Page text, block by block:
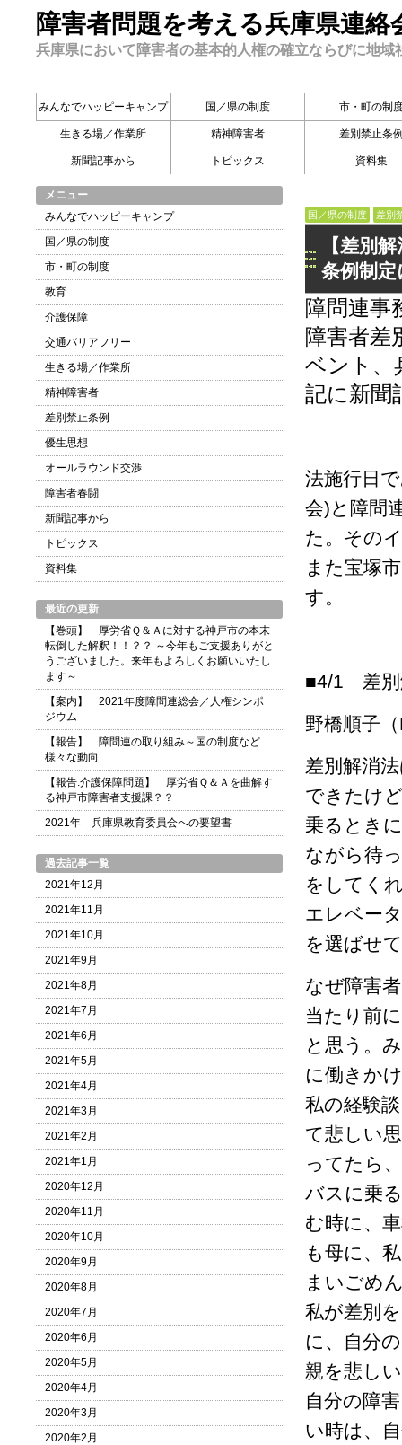
障害者問題を考える兵庫県連
兵庫県において障害者の基本的人権の確立ならびに地
みんなでハッピーキャンプ 国／県の制度 市・町の制
生きる場／作業所 精神障害者 差別禁止条
新聞記事から トピックス 資料集
国／県の制度 差別
【差別
条例制
障問連事
障害者差
ベント、
記に新聞
法施行日
会)と障問
た。その
また宝塚
す。
■4/1 差別
野橋順子
差別解消
できたけ
乗るとき
ながら待
をしてく
エレベー
を選ばせ
なぜ障害
当たり前
と思う。
に働きか
私の経験
て悲しい
ってたら
バスに乗
む時に、
も母に、
まいごめ
私が差別
に、自分
親を悲し
自分の障
い時は、
メニュー
みんなでハッピーキャンプ
国／県の制度
市・町の制度
教育
介護保障
交通バリアフリー
生きる場／作業所
精神障害者
差別禁止条例
優生思想
オールラウンド交渉
障害者春闘
新聞記事から
トピックス
資料集
最近の更新
【巻頭】 厚労省Ｑ＆Ａに対する神戸市の本末
転倒した解釈！！？？ ～今年もご支援ありがと
うございました。来年もよろしくお願いいたし
ます～
【案内】 2021年度障問連総会／人権シンポ
ジウム
【報告】 障問連の取り組み～国の制度など
様々な動向
【報告:介護保障問題】 厚労省Ｑ＆Ａを曲解す
る神戸市障害者支援課？？
2021年 兵庫県教育委員会への要望書
過去記事一覧
2021年12月
2021年11月
2021年10月
2021年9月
2021年8月
2021年7月
2021年6月
2021年5月
2021年4月
2021年3月
2021年2月
2021年1月
2020年12月
2020年11月
2020年10月
2020年9月
2020年8月
2020年7月
2020年6月
2020年5月
2020年4月
2020年3月
2020年2月